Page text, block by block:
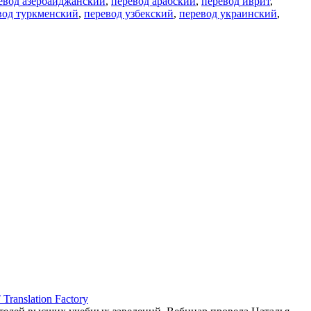
туркменский, перевод узбекский, перевод украинский,
Factory